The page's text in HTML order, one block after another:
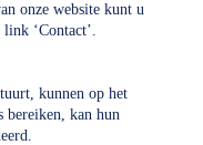
onze website kunt u
‘Contact’.
kunnen op het
bereiken, kan hun